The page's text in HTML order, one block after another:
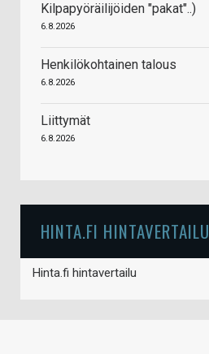
Kilpapyöräilijöiden "pakat"..)
6.8.2026
Henkilökohtainen talous
6.8.2026
Liittymät
6.8.2026
HINTA.FI HINTAVERTAILU
Hinta.fi hintavertailu